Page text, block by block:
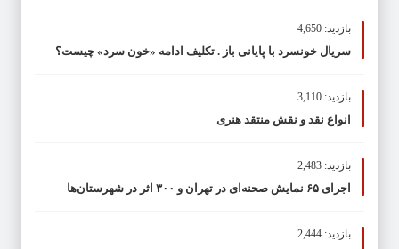
بازدید: 4,650
سریال خونسرد با پایانی باز . تکلیف ادامه «خون سرد» چیست؟
بازدید: 3,110
انواع نقد و نقش منتقد هنری
بازدید: 2,483
اجرای ۶۵ نمایش صحنه‌ای در تهران و ۳۰۰ اثر در شهرستان‌ها
بازدید: 2,444